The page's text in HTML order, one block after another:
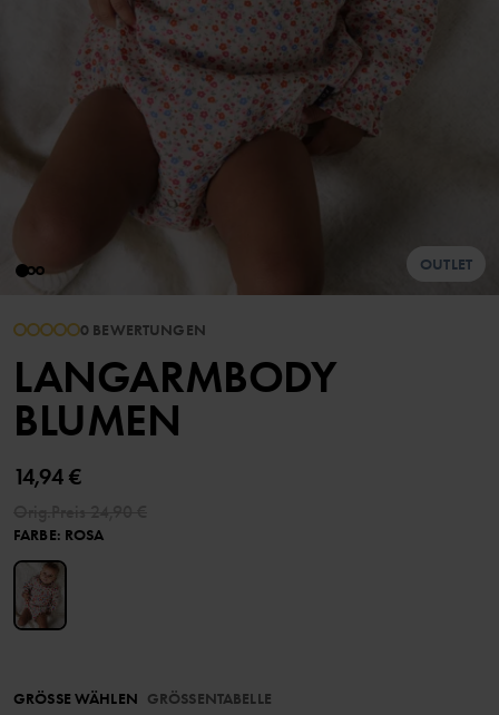
OUTLET
0 BEWERTUNGEN
LANGARMBODY
BLUMEN
14,94 €
FARBE: ROSA
GRÖSSE WÄHLEN GRÖSSENTABELLE